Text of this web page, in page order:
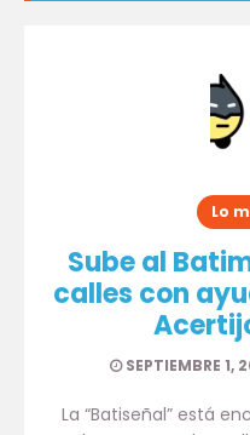
Lo
Sube al
calles con
SEPTIEMBRE 1,
La “Batiseñal” está